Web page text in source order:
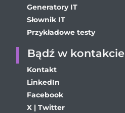
Generatory IT
Słownik IT
Przykładowe testy
Bądź w kontakcie
Kontakt
LinkedIn
Facebook
X | Twitter